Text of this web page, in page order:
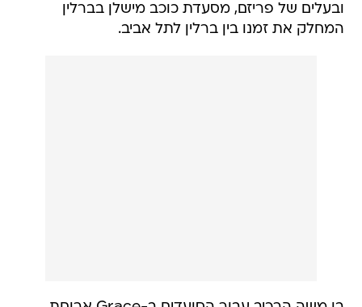
ובעלים של פריזם, מסעדת כוכב מישלן בברלין
המחלק את זמנו בין ברלין לתל אביב.